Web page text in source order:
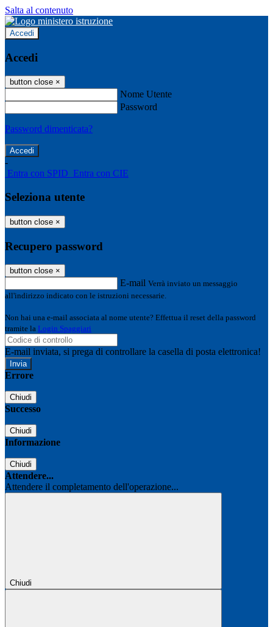
Salta al contenuto
Accedi
Accedi
button close ×
Nome Utente
Password
Password dimenticata?
-
Entra con SPID Entra con CIE
Seleziona utente
button close ×
Recupero password
button close ×
E-mail Verrà inviato un messaggio
all'indirizzo indicato con le istruzioni necessarie.
Non hai una e-mail associata al nome utente? Effettua il reset della password
tramite la Login Spaggiari
E-mail inviata, si prega di controllare la casella di posta elettronica!
Errore
Chiudi
Successo
Chiudi
Informazione
Chiudi
Attendere...
Attendere il completamento dell'operazione...
Chiudi